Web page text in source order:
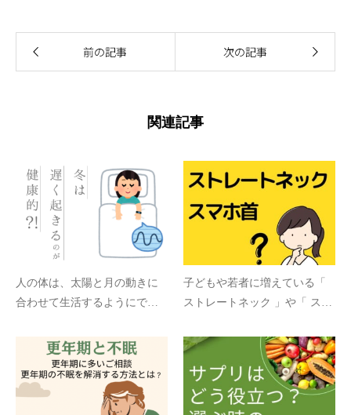
前の記事 次の記事
関連記事
人の体は、太陽と月の動きに
合わせて生活するようにでき
子どもや若者に増えている「
ストレートネック 」や「 スマ
か？